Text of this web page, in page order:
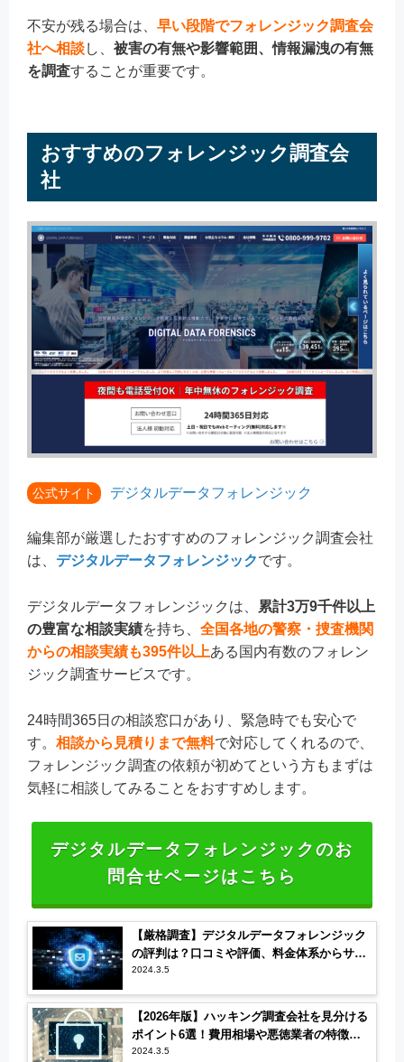
不安が残る場合は、 早い段階でフォレンジック調査会
社へ相談し、 被害の有無や影響範囲、情報漏洩の有無
を調査することが重要です。
おすすめのフォレンジック調査会
社
公式サイト デジタルデータフォレンジック
編集部が厳選したおすすめのフォレンジック調査会社
は、 デジタルデータフォレンジックです。
デジタルデータフォレンジックは、
累計3万9千件以上
の豊富な相談実績を持ち、 全国各地の警察・捜査機関
からの相談実績も395件以上ある国内有数のフォレン
ジック調査サービスです。
24時間365日の相談窓口があり、緊急時でも安心で
す。 相談から見積りまで無料で対応してくれるので、
フォレンジック調査の依頼が初めてという方もまずは
気軽に相談してみることをおすすめします。
デジタルデータフォレンジックのお
問合せページはこちら
【厳格調査】デジタルデータフォレンジック
の評判は？口コミや評価、料金体系からサー
ビスを調査
2024.3.5
【2026年版】ハッキング調査会社を見分ける
ポイント6選！費用相場や悪徳業者の特徴も
解説
2024.3.5